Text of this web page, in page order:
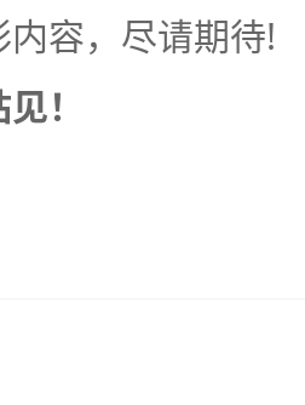
容，尽请期待!
！